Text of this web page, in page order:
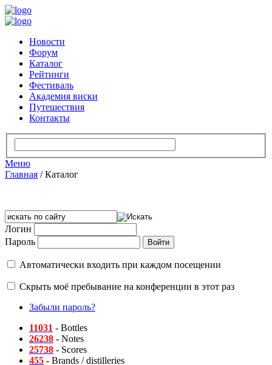
Новости
Форум
Каталог
Рейтинги
Фестиваль
Академия виски
Путешествия
Контакты
Меню
Главная /Каталог
Логин
Пароль
Автоматически входить при каждом посещении
Скрыть моё пребывание на конференции в этот раз
Забыли пароль?
11031 - Bottles
26238 - Notes
25738 - Scores
455 - Brands / distilleries